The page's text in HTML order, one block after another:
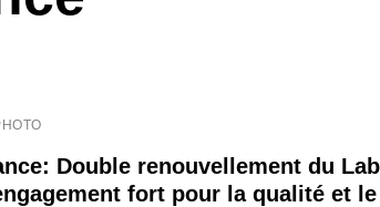
Double renouvellement du
fort pour la qualité et